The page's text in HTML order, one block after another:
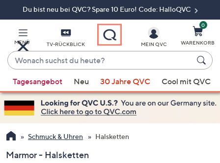
Du bist neu bei QVC? Spare 10 Euro! Code: HalloQVC
MENÜ TV-RÜCKBLICK
Wonach
suchst
du
heute?
Vorschläge
verfügbar
sind,
verwenden
Sie
Pfeiltasten
MEIN QVC
0
WARENKORB
Tagesangebot Neu 30 Jahre QVC Cool mit QVC
Schmuck & Uhren Halsketten
Marmor - Halsketten